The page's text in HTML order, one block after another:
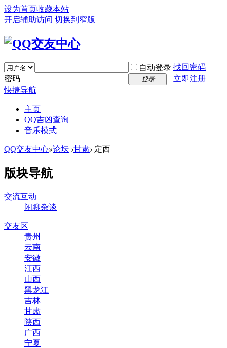
设为首页收藏本站
开启辅助访问 切换到窄版
自动登录 找回密码
密码
登录
立即注册
快捷导航
主页
QQ吉凶查询
音乐模式
QQ交友中心»论坛 ›甘肃› 定西
版块导航
交流互动
闲聊杂谈
交友区
贵州
云南
安徽
江西
山西
黑龙江
吉林
甘肃
陕西
广西
宁夏